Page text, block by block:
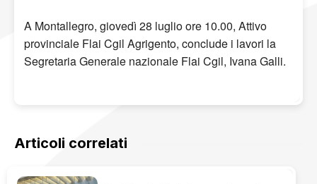
A Montallegro, giovedì 28 luglio ore 10.00, Attivo
provinciale Flai Cgil Agrigento, conclude i lavori la
Segretaria Generale nazionale Flai Cgil, Ivana Galli.
Articoli correlati